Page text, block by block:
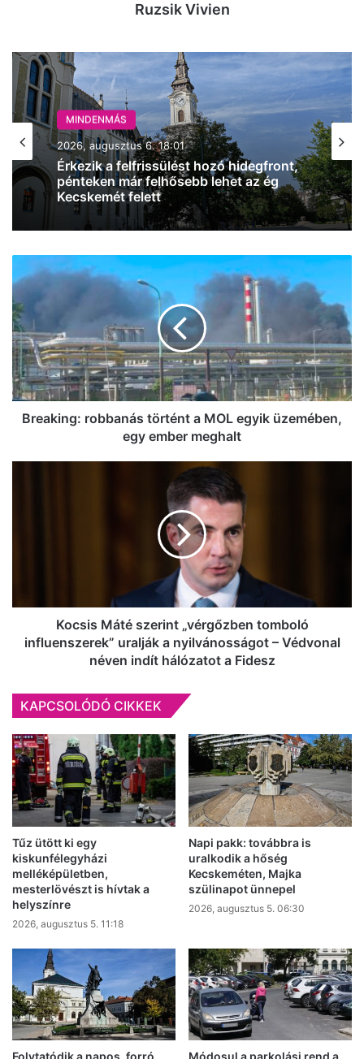
Ruzsik Vivien
MINDENMÁS
2026, augusztus 6. 18:01
Érkezik a felfrissülést hozó hidegfront,
pénteken már felhősebb lehet az ég
Kecskemét felett
Breaking:
robbanás
történt
a
MOL
egyik
üzemében,
egy
ember
meghalt
Breaking: robbanás történt a MOL egyik üzemében,
egy ember meghalt
nyilvánosságot
Védvonal
hálózatot
Kocsis Máté szerint „vérgőzben tomboló
influenszerek” uralják a nyilvánosságot – Védvonal
néven indít hálózatot a Fidesz
KAPCSOLÓDÓ CIKKEK
Tűz ütött ki egy
kiskunfélegyházi
melléképületben,
mesterlövészt is hívtak a
helyszínre
2026, augusztus 5. 11:18
Napi pakk: továbbra is
uralkodik a hőség
Kecskeméten, Majka
szülinapot ünnepel
2026, augusztus 5. 06:30